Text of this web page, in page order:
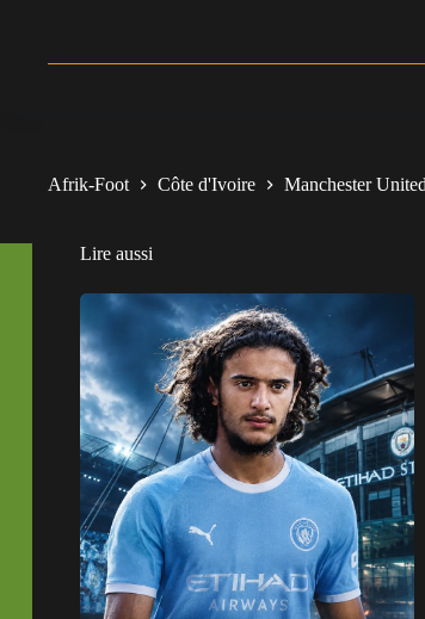
Afrik-Foot Côte d'Ivoire Manchester
Lire aussi